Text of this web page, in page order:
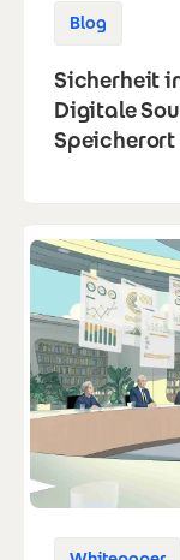
Blog
Sicherheit
Digitale
Speicherort